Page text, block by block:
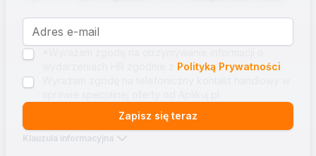
Polityką Prywatności
Zapisz się teraz
Klauzula informacyjna